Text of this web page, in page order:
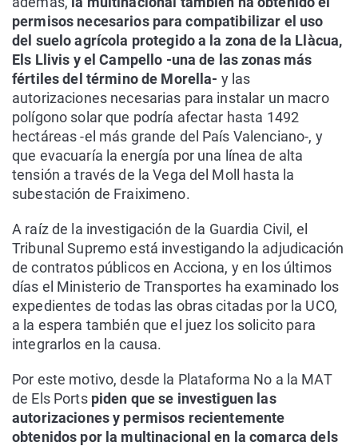
permisos necesarios para compatibilizar el uso
del suelo agrícola protegido a la zona de la Llàcua,
Els Llivis y el Campello -una de las zonas más
fértiles del término de Morella- y las
autorizaciones necesarias para instalar un macro
polígono solar que podría afectar hasta 1492
hectáreas -el más grande del País Valenciano-, y
que evacuaría la energía por una línea de alta
tensión a través de la Vega del Moll hasta la
subestación de Fraiximeno.
A raíz de la investigación de la Guardia Civil, el
Tribunal Supremo está investigando la adjudicación
de contratos públicos en Acciona, y en los últimos
días el Ministerio de Transportes ha examinado los
expedientes de todas las obras citadas por la UCO,
a la espera también que el juez los solicito para
integrarlos en la causa.
Por este motivo, desde la Plataforma No a la MAT
de Els Ports piden que se investiguen las
autorizaciones y permisos recientemente
obtenidos por la multinacional en la comarca dels